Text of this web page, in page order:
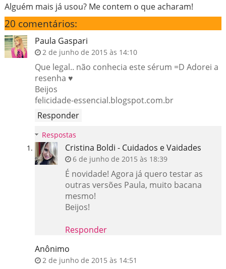
Alguém mais já usou? Me contem o que acharam!
20 comentários:
Paula Gaspari
2 de junho de 2015 às 14:10
Que legal.. não conhecia este sérum =D Adorei a
resenha ♥
Beijos
felicidade-essencial.blogspot.com.br
Responder
Respostas
Cristina Boldi - Cuidados e Vaidades
6 de junho de 2015 às 18:39
É novidade! Agora já quero testar as
outras versões Paula, muito bacana
mesmo!
Beijos!
Responder
Anônimo
2 de junho de 2015 às 14:51